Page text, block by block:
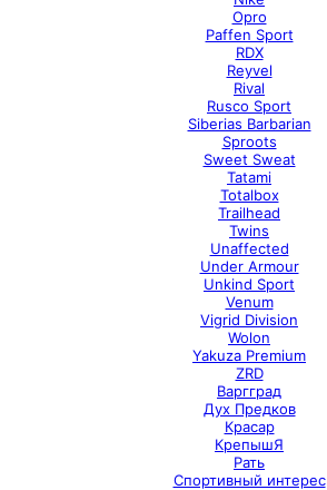
Opro
Paffen Sport
RDX
Reyvel
Rival
Rusco Sport
Siberias Barbarian
Sproots
Sweet Sweat
Tatami
Totalbox
Trailhead
Twins
Unaffected
Under Armour
Unkind Sport
Venum
Vigrid Division
Wolon
Yakuza Premium
ZRD
Варгград
Дух Предков
Красар
КрепышЯ
Рать
Спортивный интерес